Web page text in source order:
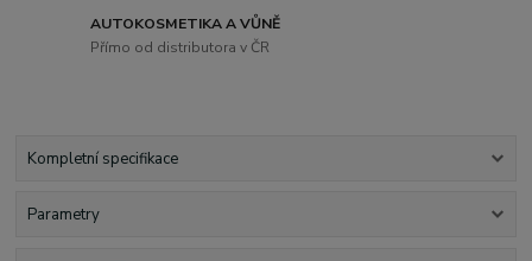
AUTOKOSMETIKA A VŮNĚ
Přímo od distributora v ČR
Kompletní specifikace
Parametry